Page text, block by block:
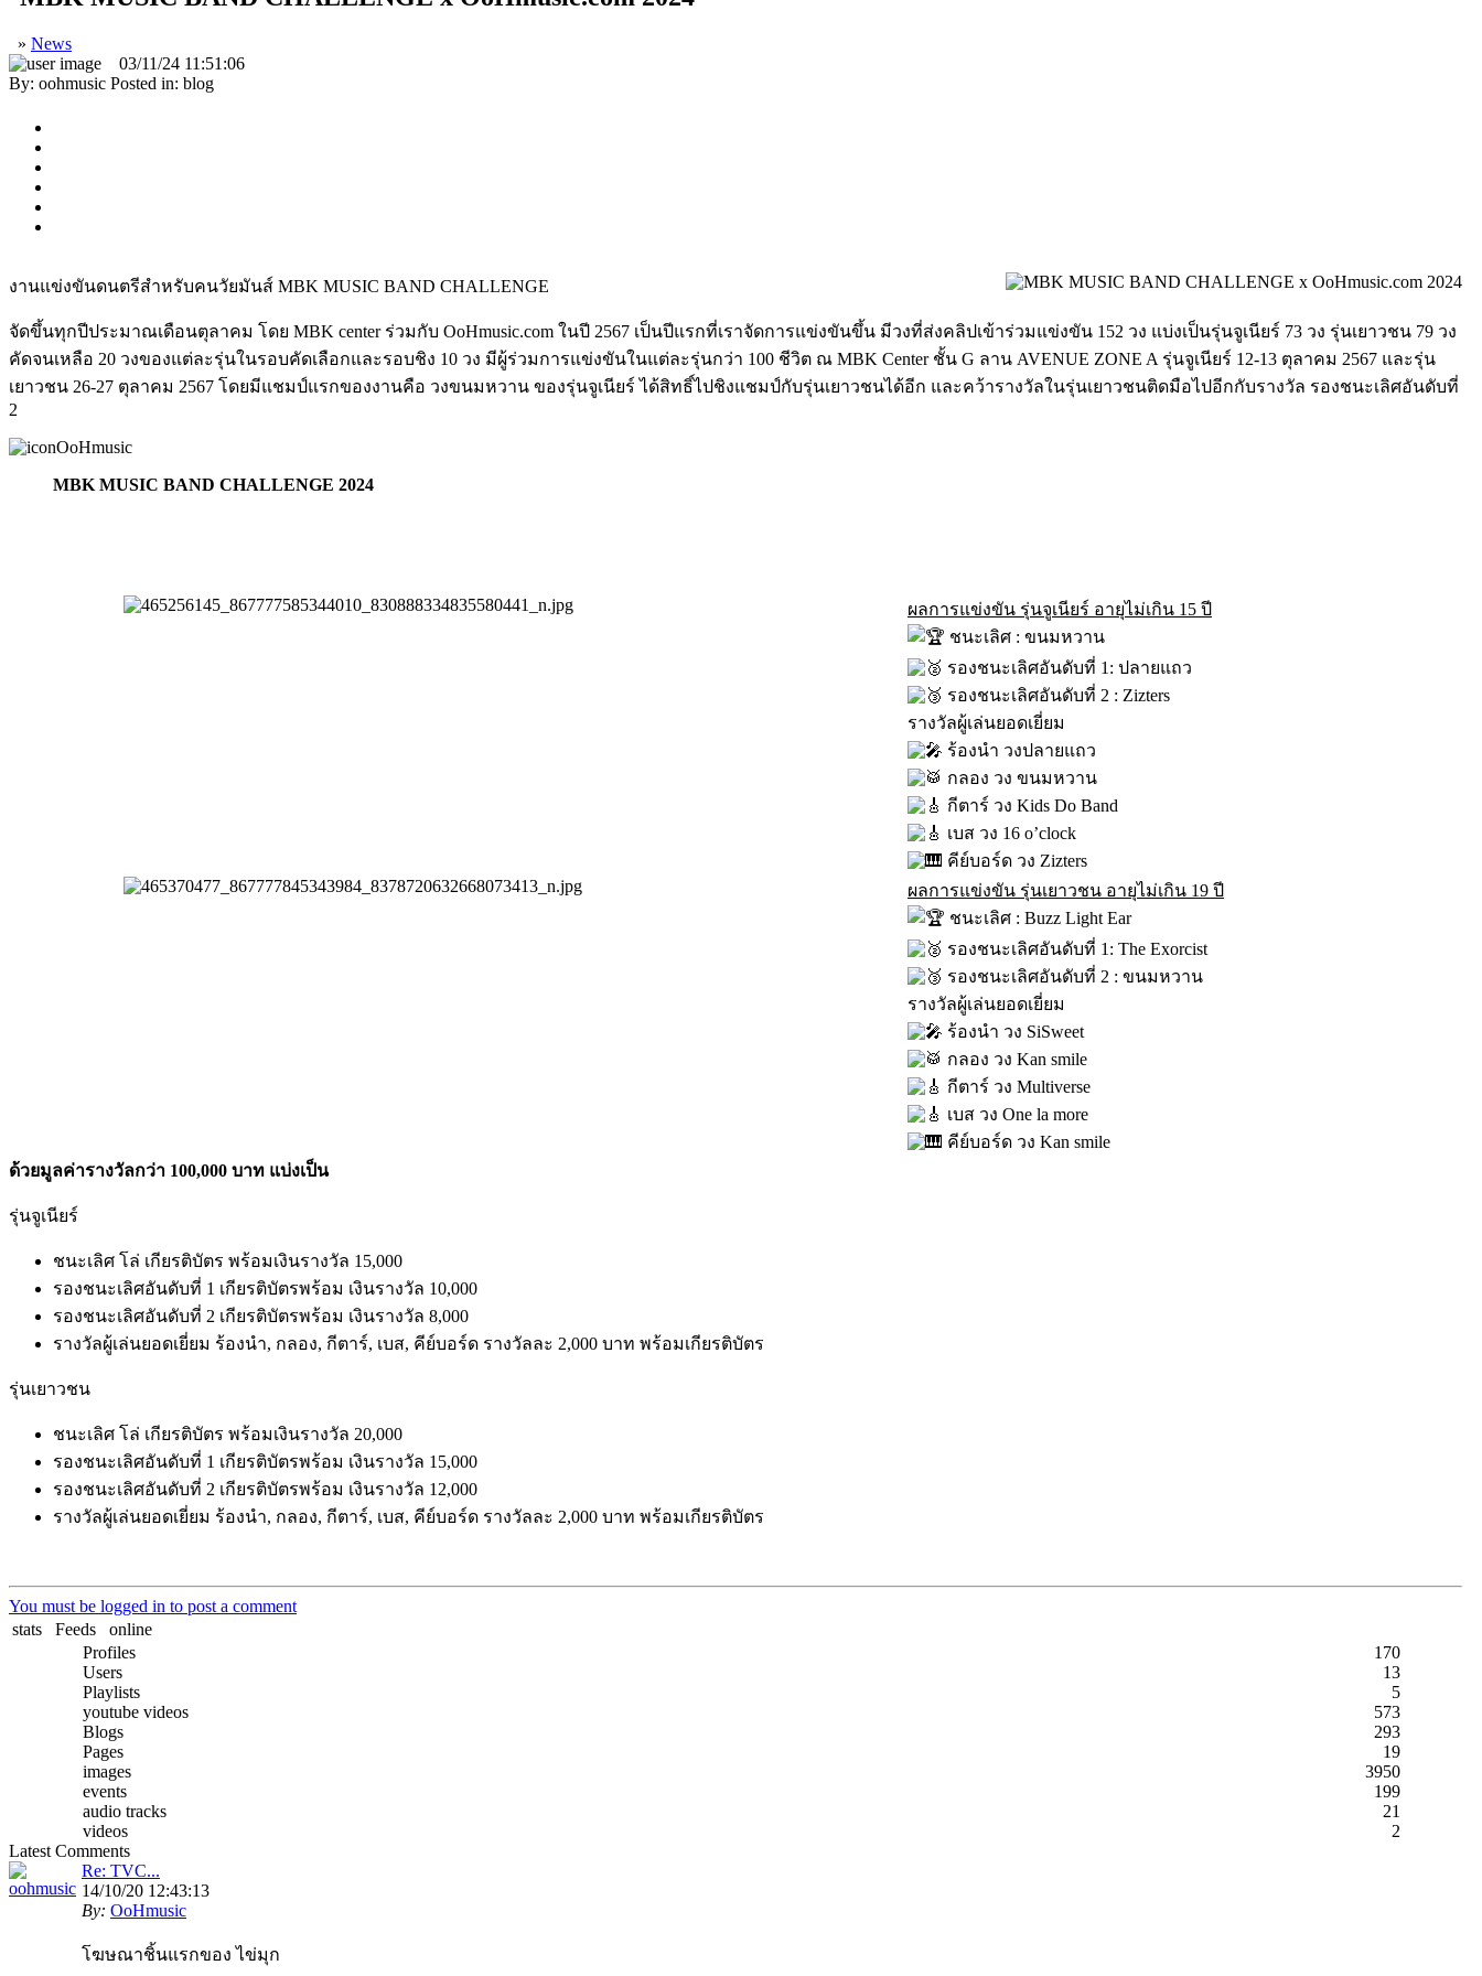
» News
03/11/24 11:51:06
By: oohmusic Posted in: blog
งานแข่งขันดนตรีสำหรับคนวัยมันส์ MBK MUSIC BAND CHALLENGE
จัดขึ้นทุกปีประมาณเดือนตุลาคม โดย MBK center ร่วมกับ OoHmusic.com ในปี 2567 เป็นปีแรกที่เราจัดการแข่งขันขึ้น มีวงที่ส่งคลิปเข้าร่วมแข่งขัน 152 วง แบ่งเป็นรุ่นจูเนียร์ 73 วง รุ่นเยาวชน 79 วง
คัดจนเหลือ 20 วงของแต่ละรุ่นในรอบคัดเลือกและรอบชิง 10 วง มีผู้ร่วมการแข่งขันในแต่ละรุ่นกว่า 100 ชีวิต ณ MBK Center ชั้น G ลาน AVENUE ZONE A รุ่นจูเนียร์ 12-13 ตุลาคม 2567 และรุ่น
เยาวชน 26-27 ตุลาคม 2567 โดยมีแชมป์แรกของงานคือ วงขนมหวาน ของรุ่นจูเนียร์ ได้สิทธิ์ไปชิงแชมป์กับรุ่นเยาวชนได้อีก และคว้ารางวัลในรุ่นเยาวชนติดมือไปอีกกับรางวัล รองชนะเลิศอันดับที่
2
MBK MUSIC BAND CHALLENGE 2024
ผลการแข่งขัน รุ่นจูเนียร์ อายุไม่เกิน 15 ปี
ชนะเลิศ : ขนมหวาน
รองชนะเลิศอันดับที่ 1: ปลายแถว
รองชนะเลิศอันดับที่ 2 : Zizters
รางวัลผู้เล่นยอดเยี่ยม
ร้องนำ วงปลายแถว
กลอง วง ขนมหวาน
กีตาร์ วง Kids Do Band
เบส วง 16 o’clock
คีย์บอร์ด วง Zizters
ผลการแข่งขัน รุ่นเยาวชน อายุไม่เกิน 19 ปี
ชนะเลิศ : Buzz Light Ear
รองชนะเลิศอันดับที่ 1: The Exorcist
รองชนะเลิศอันดับที่ 2 : ขนมหวาน
รางวัลผู้เล่นยอดเยี่ยม
ร้องนำ วง SiSweet
กลอง วง Kan smile
กีตาร์ วง Multiverse
เบส วง One la more
คีย์บอร์ด วง Kan smile
ด้วยมูลค่ารางวัลกว่า 100,000 บาท แบ่งเป็น
รุ่นจูเนียร์
ชนะเลิศ โล่ เกียรติบัตร พร้อมเงินรางวัล 15,000
รองชนะเลิศอันดับที่ 1 เกียรติบัตรพร้อม เงินรางวัล 10,000
รองชนะเลิศอันดับที่ 2 เกียรติบัตรพร้อม เงินรางวัล 8,000
รางวัลผู้เล่นยอดเยี่ยม ร้องนำ, กลอง, กีตาร์, เบส, คีย์บอร์ด รางวัลละ 2,000 บาท พร้อมเกียรติบัตร
รุ่นเยาวชน
ชนะเลิศ โล่ เกียรติบัตร พร้อมเงินรางวัล 20,000
รองชนะเลิศอันดับที่ 1 เกียรติบัตรพร้อม เงินรางวัล 15,000
รองชนะเลิศอันดับที่ 2 เกียรติบัตรพร้อม เงินรางวัล 12,000
รางวัลผู้เล่นยอดเยี่ยม ร้องนำ, กลอง, กีตาร์, เบส, คีย์บอร์ด รางวัลละ 2,000 บาท พร้อมเกียรติบัตร
You must be logged in to post a comment
stats
Feeds
online
Profiles
170
Users
13
Playlists
5
youtube videos
573
Blogs
293
Pages
19
images
3950
events
199
audio tracks
21
videos
2
Latest Comments
Re: TVC...
14/10/20 12:43:13
By: OoHmusic
โฆษณาชิ้นแรกของ ไข่มุก